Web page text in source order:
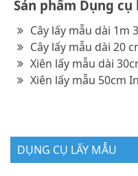
Sản phẩm Dụng
Cây lấy mẫu dài 1m
Cây lấy mẫu dài 20
Xiên lấy mẫu dài
Xiên lấy mẫu 50cm
DỤNG CỤ LẤY MẪU